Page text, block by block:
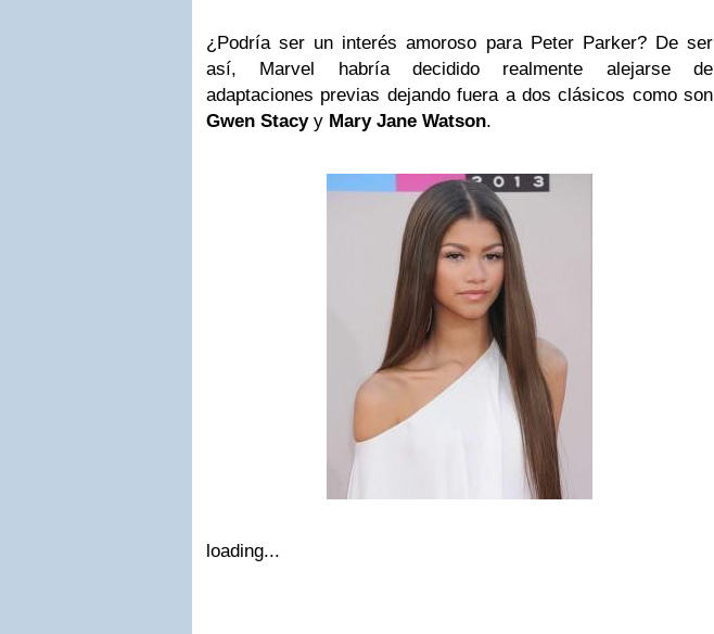
¿Podría ser un interés amoroso para Peter Parker? De ser
así, Marvel habría decidido realmente alejarse de
adaptaciones previas dejando fuera a dos clásicos como son
Gwen Stacyy Mary Jane Watson.
loading...